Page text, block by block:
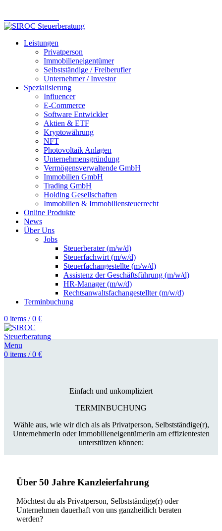
Leistungen
Privatperson
Immobilieneigentümer
Selbstständige / Freiberufler
Unternehmer / Investor
Spezialisierung
Influencer
E-Commerce
Software Entwickler
Aktien & ETF
Kryptowährung
NFT
Photovoltaik Anlagen
Unternehmensgründung
Vermögensverwaltende GmbH
Immobilien GmbH
Trading GmbH
Holding Gesellschaften
Immobilien & Immobiliensteuerrecht
Online Produkte
News
Über Uns
Jobs
Steuerberater (m/w/d)
Steuerfachwirt (m/w/d)
Steuerfachangestellte (m/w/d)
Assistenz der Geschäftsführung (m/w/d)
HR-Manager (m/w/d)
Rechtsanwaltsfachangestellter (m/w/d)
Terminbuchung
0 items / 0 €
Menu
0 items / 0 €
Einfach und unkompliziert
TERMINBUCHUNG
Wähle aus, wie wir dich als als Privatperson, Selbstständige(r),
UnternehmerIn oder ImmobilieneigentümerIn am effizientesten
unterstützen können:
Über 50 Jahre Kanzleierfahrung
Möchtest du als Privatperson, Selbstständige(r) oder
Unternehmen dauerhaft von uns ganzheitlich beraten
werden?